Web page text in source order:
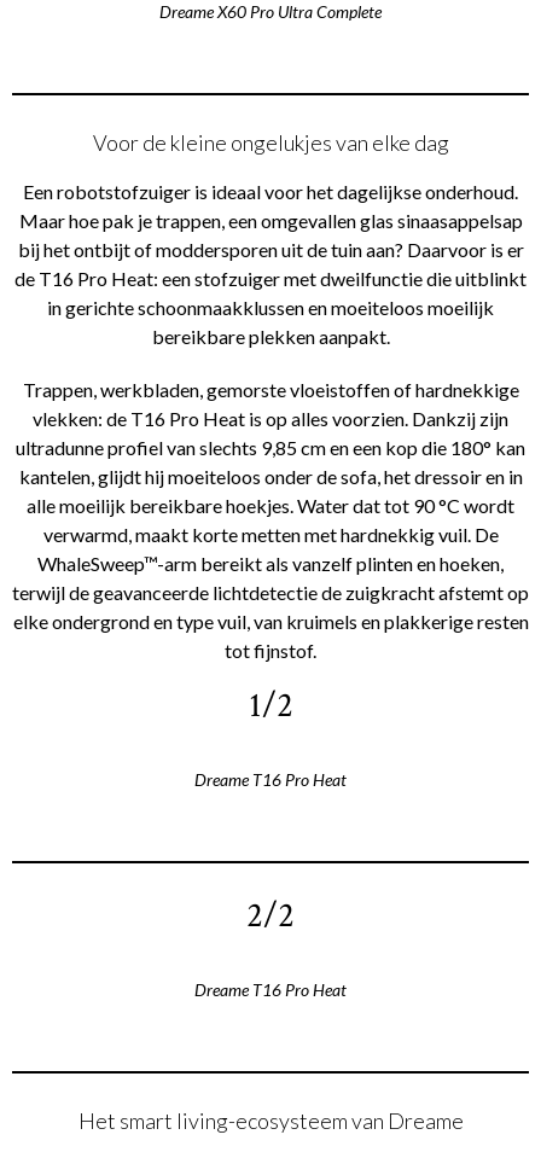
Dreame X60 Pro Ultra Complete
Voor de kleine ongelukjes van elke dag
Een robotstofzuiger is ideaal voor het dagelijkse onderhoud.
Maar hoe pak je trappen, een omgevallen glas sinaasappelsap
bij het ontbijt of moddersporen uit de tuin aan? Daarvoor is er
de T16 Pro Heat: een stofzuiger met dweilfunctie die uitblinkt
in gerichte schoonmaakklussen en moeiteloos moeilijk
bereikbare plekken aanpakt.
Trappen, werkbladen, gemorste vloeistoffen of hardnekkige
vlekken: de T16 Pro Heat is op alles voorzien. Dankzij zijn
ultradunne profiel van slechts 9,85 cm en een kop die 180° kan
kantelen, glijdt hij moeiteloos onder de sofa, het dressoir en in
alle moeilijk bereikbare hoekjes. Water dat tot 90 °C wordt
verwarmd, maakt korte metten met hardnekkig vuil. De
WhaleSweep™-arm bereikt als vanzelf plinten en hoeken,
terwijl de geavanceerde lichtdetectie de zuigkracht afstemt op
elke ondergrond en type vuil, van kruimels en plakkerige resten
tot fijnstof.
1/2
Dreame T16 Pro Heat
2/2
Dreame T16 Pro Heat
Het smart living-ecosysteem van Dreame